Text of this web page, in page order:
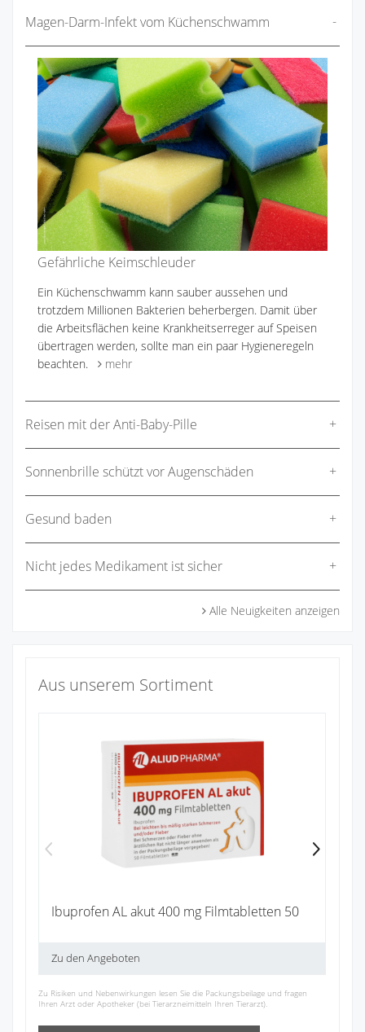
Magen-Darm-Infekt vom Küchenschwamm
Gefährliche Keimschleuder
Ein Küchenschwamm kann sauber aussehen und
trotzdem Millionen Bakterien beherbergen. Damit über
die Arbeitsflächen keine Krankheitserreger auf Speisen
übertragen werden, sollte man ein paar Hygieneregeln
beachten.
mehr
Reisen mit der Anti-Baby-Pille
Sonnenbrille schützt vor Augenschäden
Gesund baden
Nicht jedes Medikament ist sicher
Alle Neuigkeiten anzeigen
Aus unserem Sortiment
Ibuprofen AL akut 400 mg Filmtabletten 50
Zu den Angeboten
Zu Risiken und Nebenwirkungen lesen Sie die Packungsbeilage und fragen
Ihren Arzt oder Apotheker (bei Tierarzneimitteln Ihren Tierarzt).